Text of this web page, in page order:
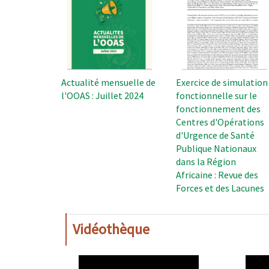
Actualité mensuelle de
l'OOAS : Juillet 2024
Exercice de simulation
fonctionnelle sur le
fonctionnement des
Centres d'Opérations
d'Urgence de Santé
Publique Nationaux
dans la Région
Africaine : Revue des
Forces et des Lacunes
Vidéothèque